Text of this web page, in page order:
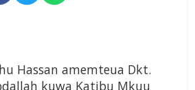
Hassan amemteua Dkt.
kuwa Katibu Mkuu